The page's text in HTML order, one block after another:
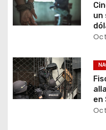
un
en